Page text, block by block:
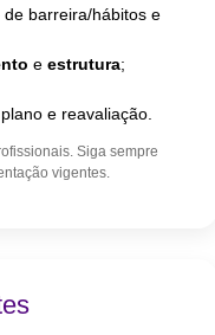
barreira/hábitos e
e estrutura;
e reavaliação.
Siga sempre
vigentes.